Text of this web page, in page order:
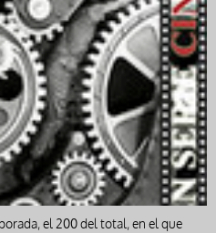
el 200 del total, en el que